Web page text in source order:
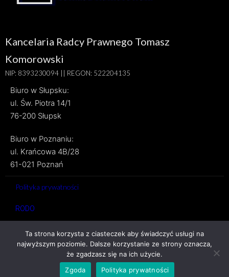
Kancelaria Radcy Prawnego Tomasz
Komorowski
NIP: 8393230094 || REGON: 522204135
Biuro w Słupsku:
ul. Św. Piotra 14/1
76-200 Słupsk
Biuro w Poznaniu:
ul. Krańcowa 4B/28
61-021 Poznań
Polityka prywatności
RODO
Copyright © 2024. Wszelkie prawa zastrzeżone
Ta strona korzysta z ciasteczek aby świadczyć usługi na
najwyższym poziomie. Dalsze korzystanie ze strony oznacza,
że zgadzasz się na ich użycie.
Zgoda
Polityka prywatności